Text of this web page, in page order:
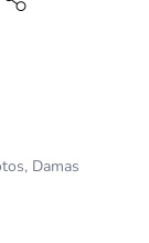
, Damas